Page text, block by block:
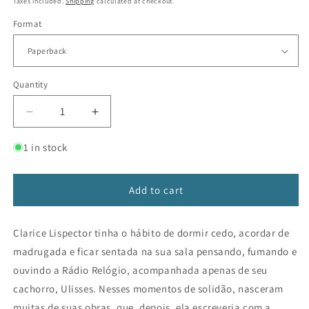
Format
Quantity
Decrease
quantity
for
Viva
Comemorativa)
Increase
quantity
Viva
(Edição
Comemorativa)
1 in stock
Add to cart
Clarice Lispector tinha o hábito de dormir cedo, acordar de
madrugada e ficar sentada na sua sala pensando, fumando e
ouvindo a Rádio Relógio, acompanhada apenas de seu
cachorro, Ulisses. Nesses momentos de solidão, nasceram